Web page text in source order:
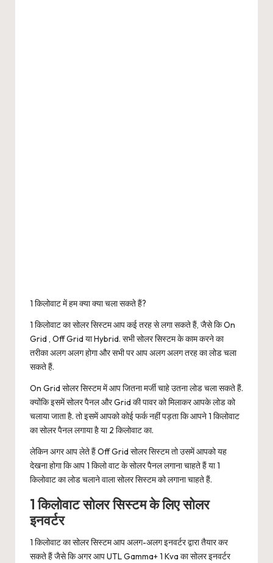
1 किलोवाट में हम क्या क्या चला सकते हैं?
1 किलोवाट का सोलर सिस्टम आप कई तरह से लगा सकते हैं, जैसे कि On
Grid , Off Grid या Hybrid. सभी सोलर सिस्टम के काम करने का
तरीका अलग अलग होगा और सभी पर आप अलग अलग तरह का लोड चला
सकते हैं.
On Grid सोलर सिस्टम में आप जितना मर्जी चाहे उतना लोड चला सकते हैं.
क्योंकि इसमें सोलर पैनल और Grid की पावर को मिलाकर आपके लोड को
चलाया जाता है. तो इसमें आपको कोई फर्क नहीं पड़ता कि आपने 1 किलोवाट
का सोलर पैनल लगाया है या 2 किलोवाट का.
लेकिन अगर आप लेते हैं Off Grid सोलर सिस्टम तो उसमें आपको यह
देखना होगा कि आप 1 किलो वाट के सोलर पैनल लगाना चाहते हैं या 1
किलोवाट का लोड चलाने वाला सोलर सिस्टम को लगाना चाहते हैं.
1 किलोवाट सोलर सिस्टम के लिए सोलर
इनवर्टर
1 किलोवाट का सोलर सिस्टम आप अलग-अलग इनवर्टर द्वारा तैयार कर
सकते हैं जैसे कि अगर आप UTL Gamma+ 1 Kva का सोलर इनवर्टर